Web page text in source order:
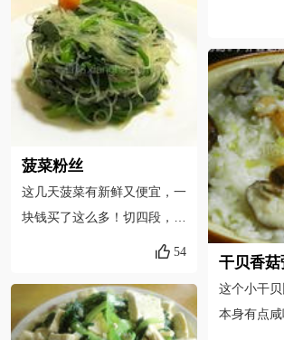
菠菜粉丝
这几天菠菜有新鲜又便宜，一
块钱买了这么多！切四段，开
水加油加盐焯30秒，捞出和
54
干贝香菇
这个小干
本身有点